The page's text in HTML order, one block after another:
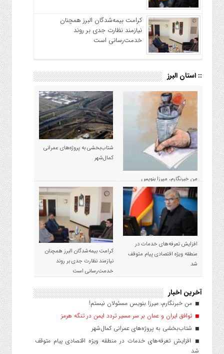
کرامت بیمه‌شدگان البرز همچنان
نیازمند نظارت جدی بر روند
خدمت‌رسانی است
:: استان البرز
من خبرنگارم، میرزا بنویس
مسئولان نیستم!
شتاب‌بخشی به پروژه‌های عمرانی
کمال‌شهر
افزایش تعرفه‌های خدمات در
منطقه ویژه اقتصادی پیام متوقف
شد
کرامت بیمه‌شدگان البرز همچنان
نیازمند نظارت جدی بر روند
خدمت‌رسانی است
آخرین اخبار
من خبرنگارم، میرزا بنویس مسئولان نیستم!
توافق ایران و عمان بر سر مسیر تردد ایمن در تنگه هرمز
شتاب‌بخشی به پروژه‌های عمرانی کمال‌شهر
افزایش تعرفه‌های خدمات در منطقه ویژه اقتصادی پیام متوقف
شد